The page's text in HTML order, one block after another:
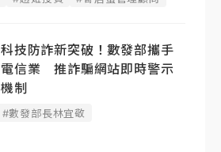
科技防詐新突破！數發部攜手
電信業 推詐騙網站即時警示
機制
#數發部長林宜敬